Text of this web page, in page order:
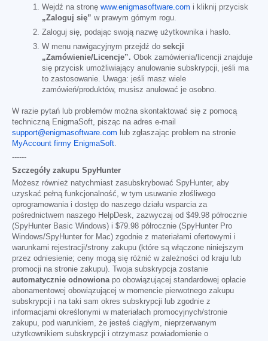
Wejdź na stronę www.enigmasoftware.com i kliknij przycisk
„Zaloguj się” w prawym górnym rogu.
Zaloguj się, podając swoją nazwę użytkownika i hasło.
W menu nawigacyjnym przejdź do sekcji
„Zamówienie/Licencje”. Obok zamówienia/licencji znajduje
się przycisk umożliwiający anulowanie subskrypcji, jeśli ma
to zastosowanie. Uwaga: jeśli masz wiele
zamówień/produktów, musisz anulować je osobno.
W razie pytań lub problemów można skontaktować się z pomocą
techniczną EnigmaSoft, pisząc na adres e-mail
support@enigmasoftware.com lub zgłaszając problem na stronie
MyAccount firmy EnigmaSoft.
------
Szczegóły zakupu SpyHunter
Możesz również natychmiast zasubskrybować SpyHunter, aby
uzyskać pełną funkcjonalność, w tym usuwanie złośliwego
oprogramowania i dostęp do naszego działu wsparcia za
pośrednictwem naszego HelpDesk, zazwyczaj od $49.98 półrocznie
(SpyHunter Basic Windows) i $79.98 półrocznie (SpyHunter Pro
Windows/SpyHunter for Mac) zgodnie z materiałami ofertowymi i
warunkami rejestracji/strony zakupu (które są włączone niniejszym
przez odniesienie; ceny mogą się różnić w zależności od kraju lub
promocji na stronie zakupu). Twoja subskrypcja zostanie
automatycznie odnowionapo obowiązującej standardowej opłacie
abonamentowej obowiązującej w momencie pierwotnego zakupu
subskrypcji i na taki sam okres subskrypcji lub zgodnie z
informacjami określonymi w materiałach promocyjnych/stronie
zakupu, pod warunkiem, że jesteś ciągłym, nieprzerwanym
użytkownikiem subskrypcji i otrzymasz powiadomienie o